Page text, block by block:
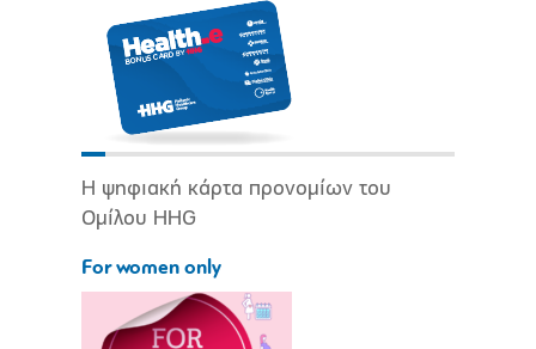
Η ψηφιακή κάρτα προνομίων του
Ομίλου HHG
For women only